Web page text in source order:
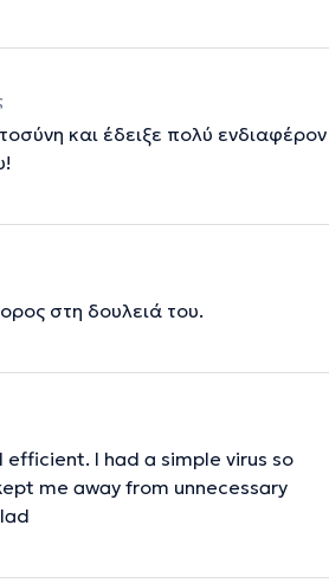
και έδειξε πολύ ενδιαφέρον
στη δουλειά του.
I had a simple virus so
me away from unnecessary